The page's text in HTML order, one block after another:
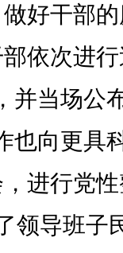
做好干部
依次进
并当场公
也向更具
， 进行党
领导班子